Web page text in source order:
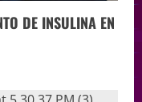
DE INSULINA EN